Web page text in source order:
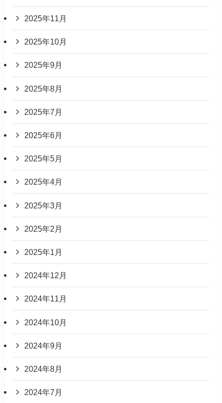
2025年11月
2025年10月
2025年9月
2025年8月
2025年7月
2025年6月
2025年5月
2025年4月
2025年3月
2025年2月
2025年1月
2024年12月
2024年11月
2024年10月
2024年9月
2024年8月
2024年7月